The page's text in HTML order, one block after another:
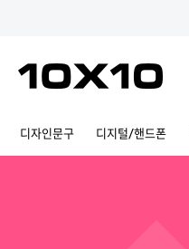
디자인문구 디지털/핸드폰